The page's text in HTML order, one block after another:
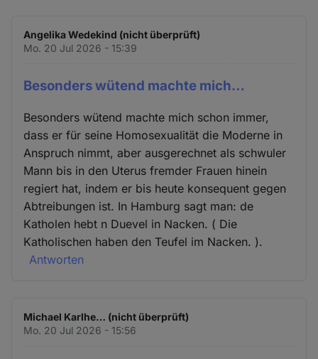
Angelika Wedekind (nicht überprüft)
Mo. 20 Jul 2026 - 15:39
Besonders wütend machte mich…
Besonders wütend machte mich schon immer,
dass er für seine Homosexualität die Moderne in
Anspruch nimmt, aber ausgerechnet als schwuler
Mann bis in den Uterus fremder Frauen hinein
regiert hat, indem er bis heute konsequent gegen
Abtreibungen ist. In Hamburg sagt man: de
Katholen hebt n Duevel in Nacken. ( Die
Katholischen haben den Teufel im Nacken. ).
Antworten
Michael Karlhe… (nicht überprüft)
Mo. 20 Jul 2026 - 15:56